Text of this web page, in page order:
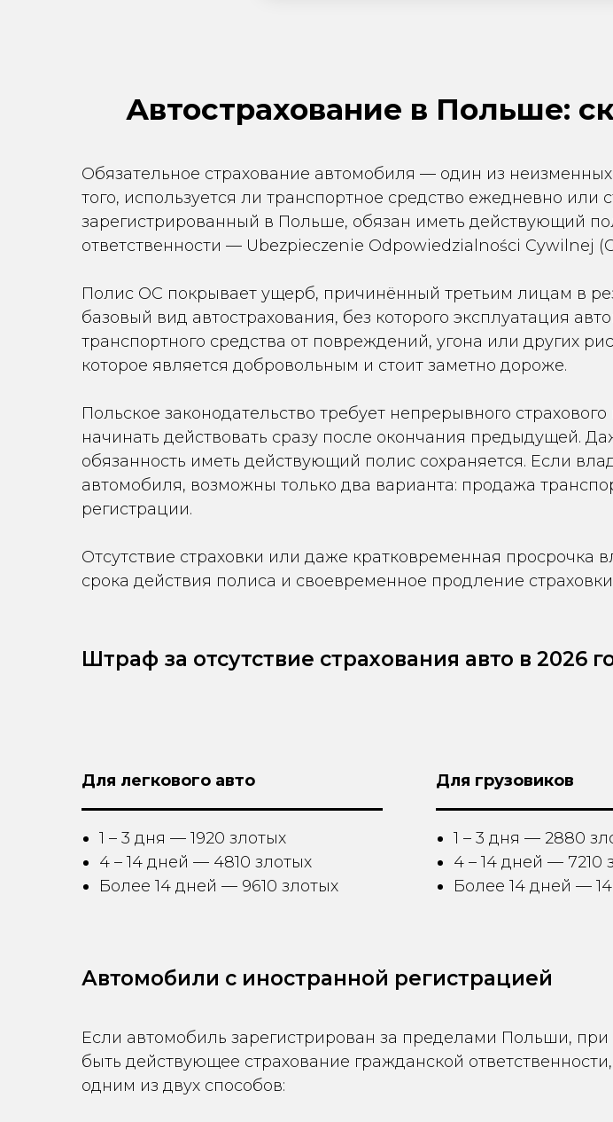
Автострахование в Польше:
Обязательное страхование автомобиля — один из
того, используется ли транспортное средство ежедневно
зарегистрированный в Польше, обязан иметь действующий
ответственности — Ubezpieczenie Odpowiedzialności Cywilnej
Полис OC покрывает ущерб, причинённый третьим лицам в
базовый вид автострахования, без которого эксплуатация
транспортного средства от повреждений, угона или других
которое является добровольным и стоит заметно дороже.
Польское законодательство требует непрерывного
начинать действовать сразу после окончания предыдущей.
обязанность иметь действующий полис сохраняется. Если
автомобиля, возможны только два варианта: продажа
регистрации.
Отсутствие страховки или даже кратковременная
срока действия полиса и своевременное продление
Штраф за отсутствие страхования авто в 2026
Для легкового авто
1 – 3 дня — 1920 злотых
4 – 14 дней — 4810 злотых
Более 14 дней — 9610 злотых
Для грузовиков
1 – 3 дня — 2880
4 – 14 дней — 7210
Более 14 дней —
Автомобили с иностранной регистрацией
Если автомобиль зарегистрирован за пределами Польши,
быть действующее страхование гражданской
одним из двух способов: